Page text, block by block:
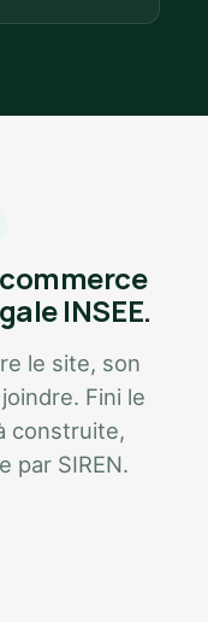
INSEE.
le site, son
Fini le
construite,
par SIREN.